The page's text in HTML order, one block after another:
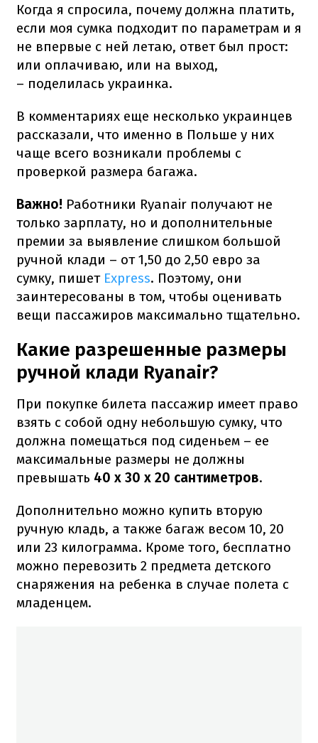
Когда я спросила, почему должна платить,
если моя сумка подходит по параметрам и я
не впервые с ней летаю, ответ был прост:
или оплачиваю, или на выход,
– поделилась украинка.
В комментариях еще несколько украинцев
рассказали, что именно в Польше у них
чаще всего возникали проблемы с
проверкой размера багажа.
Важно! Работники Ryanair получают не
только зарплату, но и дополнительные
премии за выявление слишком большой
ручной клади – от 1,50 до 2,50 евро за
сумку, пишет Express. Поэтому, они
заинтересованы в том, чтобы оценивать
вещи пассажиров максимально тщательно.
Какие разрешенные размеры
ручной клади Ryanair?
При покупке билета пассажир имеет право
взять с собой одну небольшую сумку, что
должна помещаться под сиденьем – ее
максимальные размеры не должны
превышать 40 x 30 x 20 сантиметров.
Дополнительно можно купить вторую
ручную кладь, а также багаж весом 10, 20
или 23 килограмма. Кроме того, бесплатно
можно перевозить 2 предмета детского
снаряжения на ребенка в случае полета с
младенцем.